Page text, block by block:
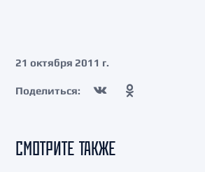
21 октября 2011 г.
Поделиться:
СМОТРИТЕ ТАКЖЕ